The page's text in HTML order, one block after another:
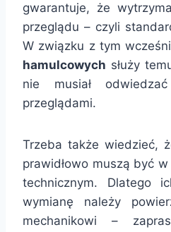
gwarantuje, że
przeglądu – czyli
W związku z tym
hamulcowych służy
nie musiał
przeglądami.
Trzeba także wiedzieć,
prawidłowo muszą być
technicznym. Dlatego
wymianę należy
mechanikowi –